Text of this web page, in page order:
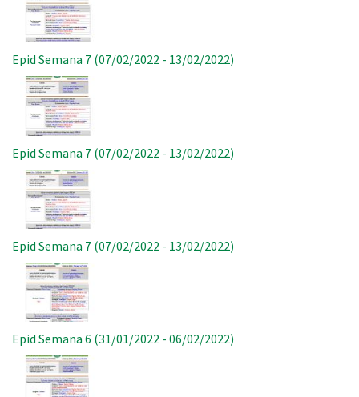
Epid Semana 7 (07/02/2022 - 13/02/2022)
Imagem
Epid Semana 7 (07/02/2022 - 13/02/2022)
Imagem
Epid Semana 7 (07/02/2022 - 13/02/2022)
Imagem
Epid Semana 6 (31/01/2022 - 06/02/2022)
Imagem